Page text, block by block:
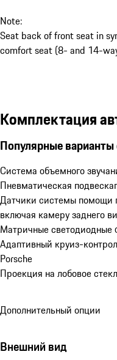
Note:
Seat back of front seat in
comfort seat (8- and 14-
Комплектация
Популярные варианты
Система объемного
Пневматическая подвеска
Датчики системы помощи
включая камеру заднего
Матричные светодиодные
Адаптивный круиз-
Porsche
Проекция на лобовое
Дополнительный опции
Внешний вид